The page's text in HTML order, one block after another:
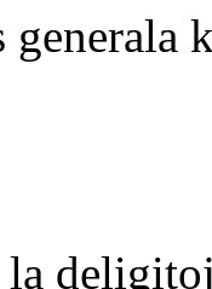
generala